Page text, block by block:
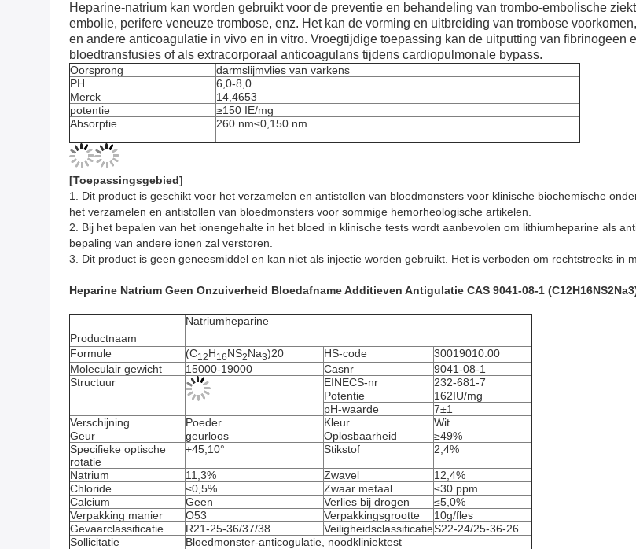
Heparine-natrium kan worden gebruikt voor de preventie en behandeling van trombo-embolische
embolie, perifere veneuze trombose, enz. Het kan de vorming en uitbreiding van trombose
en andere anticoagulatie in vivo en in vitro. Vroegtijdige toepassing kan de uitputting van fibrinogeen
bloedtransfusies of als extracorporaal anticoagulans tijdens cardiopulmonale bypass.
Oorsprong
darmslijmvlies van varkens
PH
6,0-8,0
Merck
14,4653
potentie
≥150 IE/mg
Absorptie
260 nm≤0,150 nm
[Toepassingsgebied]
1. Dit product is geschikt voor het verzamelen en antistollen van bloedmonsters voor klinische biochemische
het verzamelen en antistollen van bloedmonsters voor sommige hemorheologische artikelen.
2. Bij het bepalen van het ionengehalte in het bloed in klinische tests wordt aanbevolen om lithiumheparine als
bepaling van andere ionen zal verstoren.
3. Dit product is geen geneesmiddel en kan niet als injectie worden gebruikt. Het is verboden om rechtstreeks in
Heparine Natrium Geen Onzuiverheid Bloedafname Additieven Antigulatie CAS 9041-08-1
Productnaam
Natriumheparine
Formule (C12H16NS2Na3)20 HS-code
30019010.00
Moleculair gewicht
15000-19000 Casnr
9041-08-1
Structuur
EINECS-nr
232-681-7
Potentie
162IU/mg
pH-waarde
7±1
Verschijning
Poeder Kleur
Wit
Geur
geurloos Oplosbaarheid
≥49%
Specifieke optische
rotatie
+45,10° Stikstof 2,4%
Natrium 11,3% Zwavel
12,4%
Chloride
≤0,5% Zwaar metaal
≤30 ppm
Calcium
Geen Verlies bij drogen
≤5,0%
Verpakking manier
O53 Verpakkingsgrootte
10g/fles
Gevaarclassificatie
R21-25-36/37/38 VeiligheidsclassificatieS22-24/25-36-26
Sollicitatie
Bloedmonster-anticogulatie, noodkliniektest